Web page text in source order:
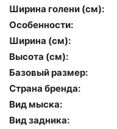
Ширина голени (см):
Особенности:
Ширина (см):
Высота (cм):
Базовый размер:
Страна бренда:
Вид мыска:
Вид задника: